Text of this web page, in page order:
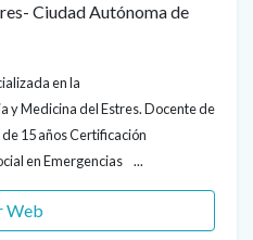
Ciudad Autónoma de
en la
y Medicina del Estres. Docente de
15 años Certificación
en Emergencias ...
Web